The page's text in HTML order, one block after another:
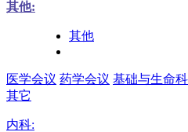
其他:
其他
医学会议 药学会议 基础与生命
其它
内科: